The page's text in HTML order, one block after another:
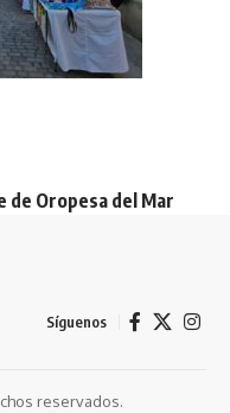
Oropesa del Mar
Síguenos
reservados.